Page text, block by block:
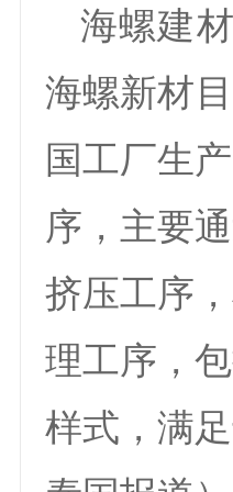
海螺建
海螺新材
国工厂生
序，主要
挤压工序
理工序，
样式，满